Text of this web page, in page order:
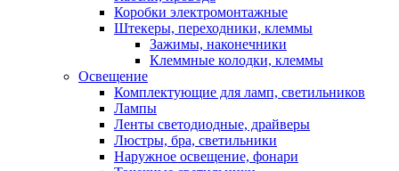
Коробки электромонтажные
Штекеры, переходники, клеммы
Зажимы, наконечники
Клеммные колодки, клеммы
Освещение
Комплектующие для ламп, светильников
Лампы
Ленты светодиодные, драйверы
Люстры, бра, светильники
Наружное освещение, фонари